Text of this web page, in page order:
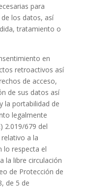
para
los datos, así
tratamiento o
en
retroactivos así
de acceso,
de sus datos así
la portabilidad de
legalmente
2.019/679 del
a la
lo respecta el
la libre circulación
de Protección de
de 5 de